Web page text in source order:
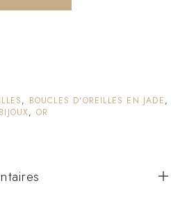
, BOUCLES D'OREILLES EN JADE,
, OR